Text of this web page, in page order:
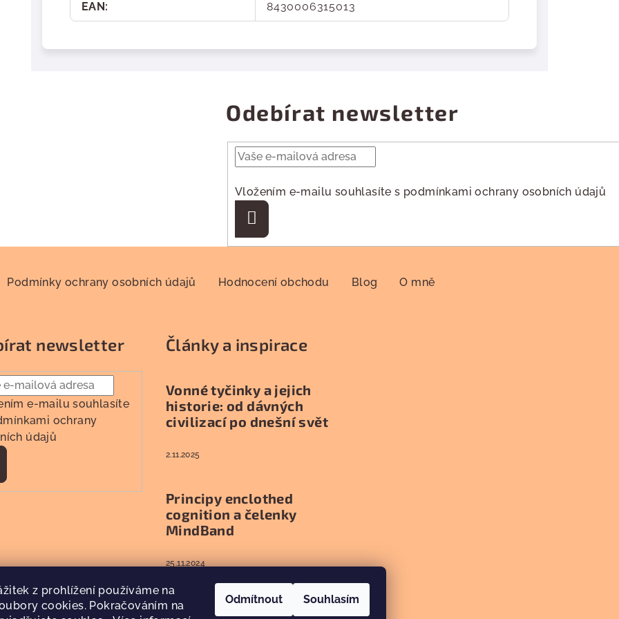
z prohlížení používáme na
cookies. Pokračováním na
Odmítnout Souhlasím
EAN: 8430006315013
Odebírat newsletter
Vložením e-mailu souhlasíte s podmínkami ochrany osobních údajů
Podmínky ochrany osobních údajů Hodnocení obchodu Blog O mně
newsletter
e-mailu souhlasíte
ochrany
údajů
Články a inspirace
Vonné tyčinky a jejich
historie: od dávných
civilizací po dnešní svět
2.11.2025
Principy enclothed
cognition a čelenky
MindBand
25.11.2024